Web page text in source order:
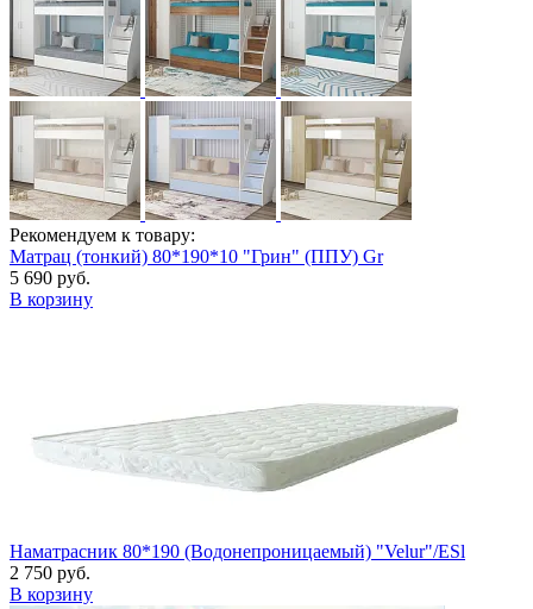
Рекомендуем к товару:
Матрац (тонкий) 80*190*10 "Грин" (ППУ) Gr
5 690 руб.
В корзину
Наматрасник 80*190 (Водонепроницаемый) "Velur"/ESl
2 750 руб.
В корзину